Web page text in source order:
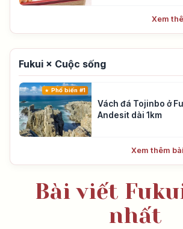
Xem
Fukui × Cuộc sống
Phổ biến #1
Vách đá Tojinbo ở
Andesit dài 1km
Xem thêm
Bài viết
nhất